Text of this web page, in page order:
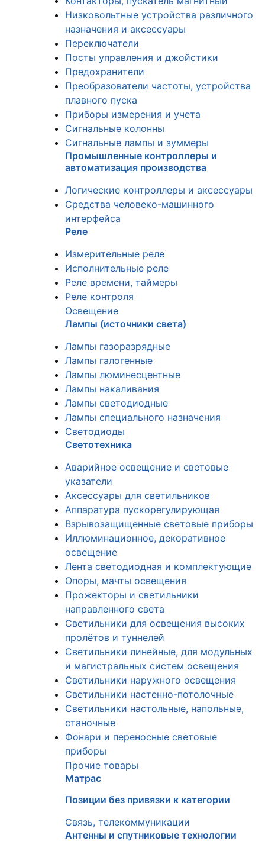
Низковольтные устройства различного
назначения и аксессуары
Переключатели
Посты управления и джойстики
Предохранители
Преобразователи частоты, устройства
плавного пуска
Приборы измерения и учета
Сигнальные колонны
Сигнальные лампы и зуммеры
Промышленные контроллеры и
автоматизация производства
Логические контроллеры и аксессуары
Средства человеко-машинного
интерфейса
Реле
Измерительные реле
Исполнительные реле
Реле времени, таймеры
Реле контроля
Освещение
Лампы (источники света)
Лампы газоразрядные
Лампы галогенные
Лампы люминесцентные
Лампы накаливания
Лампы светодиодные
Лампы специального назначения
Светодиоды
Светотехника
Аварийное освещение и световые
указатели
Аксессуары для светильников
Аппаратура пускорегулирующая
Взрывозащищенные световые приборы
Иллюминационное, декоративное
освещение
Лента светодиодная и комплектующие
Опоры, мачты освещения
Прожекторы и светильники
направленного света
Светильники для освещения высоких
пролётов и туннелей
Светильники линейные, для модульных
и магистральных систем освещения
Светильники наружного освещения
Светильники настенно-потолочные
Светильники настольные, напольные,
станочные
Фонари и переносные световые
приборы
Прочие товары
Матрас
Позиции без привязки к категории
Связь, телекоммуникации
Антенны и спутниковые технологии